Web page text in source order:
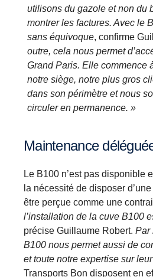
utilisons du gazole et non du
montrer les factures. Avec le
sans équivoque, confirme
outre, cela nous permet
Grand Paris. Elle commence
notre siège, notre plus gros
dans son périmètre et nous
circuler en permanence. »
Maintenance
Le B100 n’est pas disponible
la nécessité de disposer
être perçue comme une
l’installation de la cuve B100
précise Guillaume Robert. Par
B100 nous permet aussi de
et toute notre expertise sur
Transports Bon disposent en